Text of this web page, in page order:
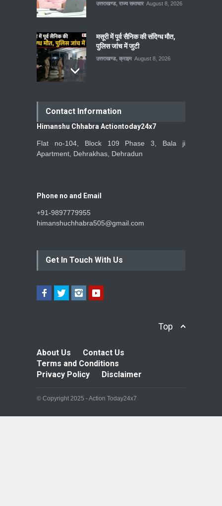
उत्तराखण्ड, राज्य समाचार August 8, 2026
मसूरी में पूर्व सैनिक की संदिग्ध मौत,
पुलिस जांच में जुटी
उत्तराखण्ड, क्राइम August 8, 2026
Contact Information
Himanshu Chhabra Actiontoday24x7
Flat no-104, Block 109 Phase 3, Bala ji
Apartment, Dehrakhas, Dehradun
Phone no and Email
+91-9897779955
himanshuchhabra505@gmail.com
Get In Touch With Us
Top
About Us
Contact Us
Terms and Conditions
Privacy Policy
Disclaimer
© Copyright 2025 - Action Today24x7